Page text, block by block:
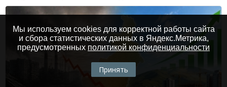
Мы используем cookies для корректной работы сайта
и сбора статистических данных в Яндекс.Метрика,
предусмотренных политикой конфиденциальности
Принять